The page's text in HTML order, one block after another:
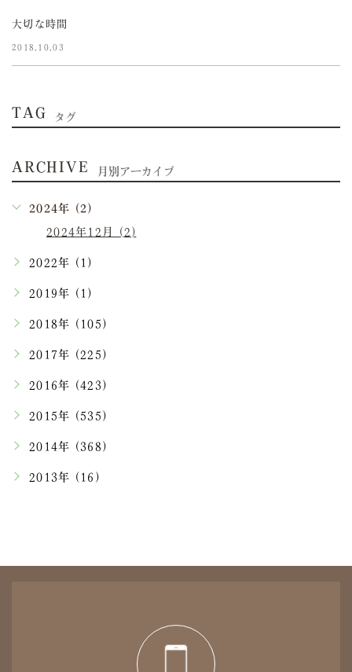
大切な時間
2018.10.03
TAG タグ
ARCHIVE 月別アーカイブ
2024年 (2)
2024年12月 (2)
2022年 (1)
2019年 (1)
2018年 (105)
2017年 (225)
2016年 (423)
2015年 (535)
2014年 (368)
2013年 (16)